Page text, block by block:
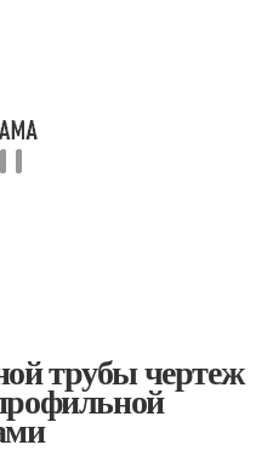
трубы чертеж